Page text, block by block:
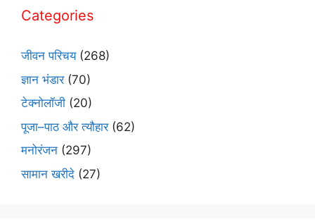
Categories
जीवन परिचय(268)
ज्ञान भंडार(70)
टेक्नोलॉजी (20)
पूजा–पाठ और त्यौहार(62)
मनोरंजन (297)
सामान खरीदे (27)